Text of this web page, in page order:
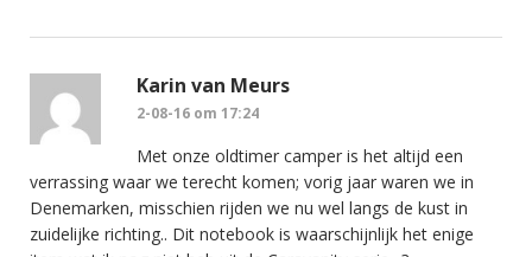
Karin van Meurs
2-08-16 om 17:24
Met onze oldtimer camper is het altijd een
verrassing waar we terecht komen; vorig jaar waren we in
Denemarken, misschien rijden we nu wel langs de kust in
zuidelijke richting.. Dit notebook is waarschijnlijk het enige